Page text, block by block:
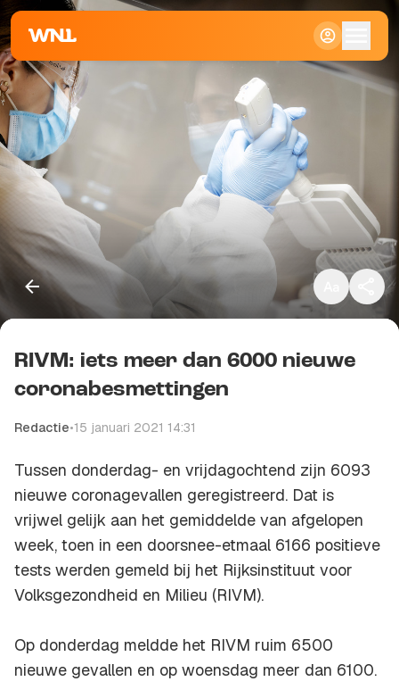
Klein
Standaard
Groot
Kopieer link
RIVM: iets meer dan 6000 nieuwe
coronabesmettingen
Redactie•15 januari 2021 14:31
Tussen donderdag- en vrijdagochtend zijn 6093
nieuwe coronagevallen geregistreerd. Dat is
vrijwel gelijk aan het gemiddelde van afgelopen
week, toen in een doorsnee-etmaal 6166 positieve
tests werden gemeld bij het Rijksinstituut voor
Volksgezondheid en Milieu (RIVM).
Op donderdag meldde het RIVM ruim 6500
nieuwe gevallen en op woensdag meer dan 6100.